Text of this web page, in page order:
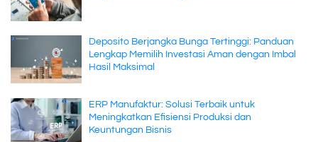
Deposito Berjangka Bunga Tertinggi: Panduan
Lengkap Memilih Investasi Aman dengan Imbal
Hasil Maksimal
ERP Manufaktur: Solusi Terbaik untuk
Meningkatkan Efisiensi Produksi dan
Keuntungan Bisnis